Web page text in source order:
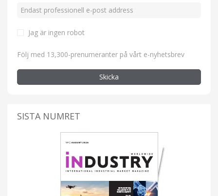
Jag är ingen robot
Följ med 13,300-prenumeranter på vårt e-nyhetsbrev
Skicka
SISTA NUMRET